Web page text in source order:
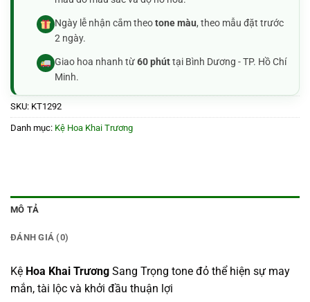
Ngày lễ nhận cắm theotone màu, theo mẫu đặt trước
2 ngày.
Giao hoa nhanh từ60 phúttại Bình Dương - TP. Hồ Chí
Minh.
SKU: KT1292
Danh mục: Kệ Hoa Khai Trương
MÔ TẢ
ĐÁNH GIÁ (0)
Kệ Hoa Khai Trương Sang Trọng tone đỏ thể hiện sự may
mắn, tài lộc và khởi đầu thuận lợi